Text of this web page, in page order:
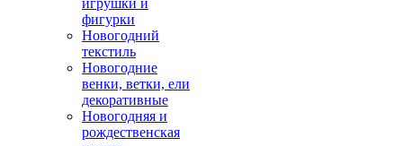
игрушки и
фигурки
Новогодний
текстиль
Новогодние
венки, ветки, ели
декоративные
Новогодняя и
рождественская